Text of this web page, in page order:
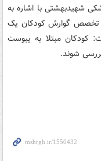
شهیدبهشتی با اشاره به
تخصص گوارش کودکان یک
کودکان مبتلا به یبوست
شوند.